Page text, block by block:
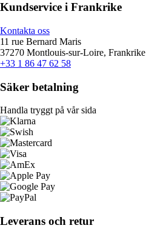
Kundservice i Frankrike
Kontakta oss
11 rue Bernard Maris
37270 Montlouis-sur-Loire, Frankrike
+33 1 86 47 62 58
Säker betalning
Handla tryggt på vår sida
Leverans och retur